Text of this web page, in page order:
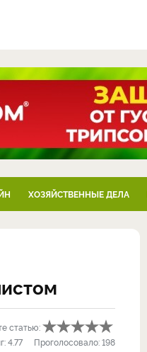
ХОЗЯЙСТВЕННЫЕ ДЕЛА
статью:
4.77 Проголосовало:198